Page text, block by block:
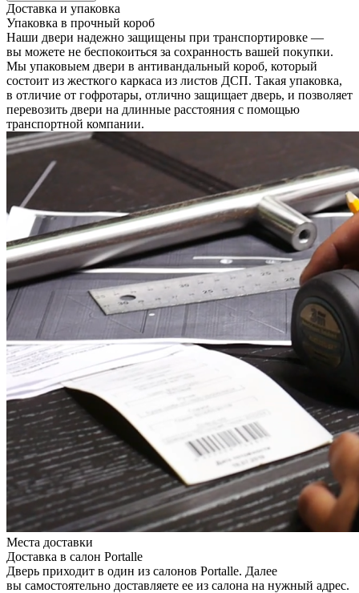
Доставка и упаковка
Упаковка в прочный короб
Наши двери надежно защищены при транспортировке —
вы можете не беспокоиться за сохранность вашей покупки.
Мы упаковыем двери в антивандальный короб, который
состоит из жесткого каркаса из листов ДСП. Такая упаковка,
в отличие от гофротары, отлично защищает дверь, и позволяет
перевозить двери на длинные расстояния с помощью
транспортной компании.
Места доставки
Доставка в салон Portalle
Дверь приходит в один из салонов Portalle. Далее
вы самостоятельно доставляете ее из салона на нужный адрес.